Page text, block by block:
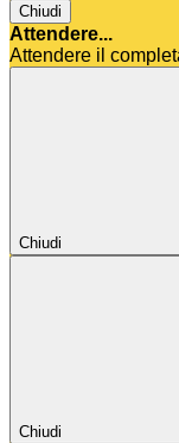
Chiudi
Attendere...
Attendere il
Chiudi
Chiudi